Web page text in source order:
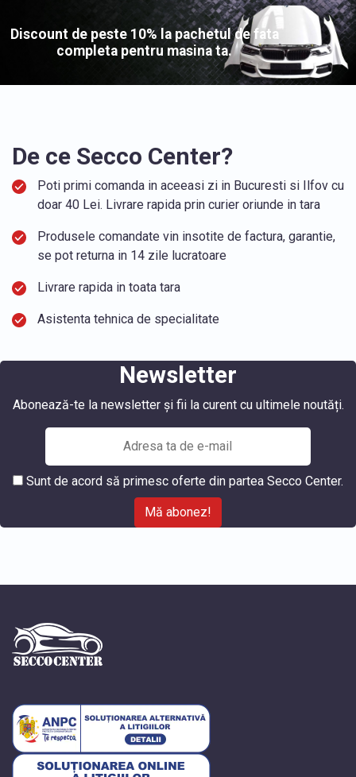
Discount de peste 10% la pachetul de fata
completa pentru masina ta.
De ce Secco Center?
Poti primi comanda in aceeasi zi in Bucuresti si Ilfov cu
doar 40 Lei. Livrare rapida prin curier oriunde in tara
Produsele comandate vin insotite de factura, garantie,
se pot returna in 14 zile lucratoare
Livrare rapida in toata tara
Asistenta tehnica de specialitate
Newsletter
Abonează-te la newsletter și fii la curent cu ultimele noutăți.
Sunt de acord să primesc oferte din partea Secco Center.
Mă abonez!